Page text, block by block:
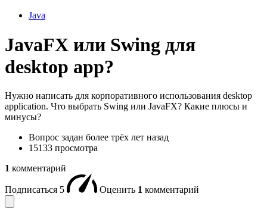
Java
JavaFX или Swing для
desktop app?
Нужно написать для корпоративного использования desktop
application. Что выбрать Swing или JavaFX? Какие плюсы и
минусы?
Вопрос задан более трёх лет назад
15133 просмотра
1 комментарий
Подписаться 5 Оценить 1 комментарий